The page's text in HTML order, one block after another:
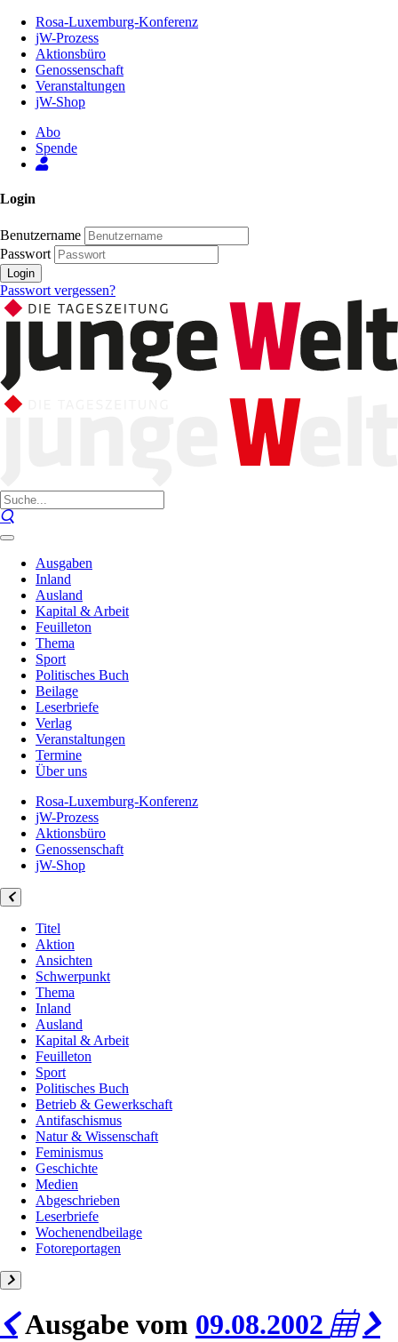
Inhalt
Seite
Rosa-Luxemburg-Konferenz
jW-Prozess
Aktionsbüro
Genossenschaft
Veranstaltungen
jW-Shop
Abo
Spende
Login
Benutzername
Passwort
Login
Passwort vergessen?
Ausgaben
Inland
Ausland
Kapital & Arbeit
Feuilleton
Thema
Sport
Politisches Buch
Beilage
Leserbriefe
Verlag
Veranstaltungen
Termine
Über uns
Rosa-Luxemburg-Konferenz
jW-Prozess
Aktionsbüro
Genossenschaft
jW-Shop
Titel
Aktion
Ansichten
Schwerpunkt
Thema
Inland
Ausland
Kapital & Arbeit
Feuilleton
Sport
Politisches Buch
Betrieb & Gewerkschaft
Antifaschismus
Natur & Wissenschaft
Feminismus
Geschichte
Medien
Abgeschrieben
Leserbriefe
Wochenendbeilage
Fotoreportagen
Ausgabe vom 09.08.2002